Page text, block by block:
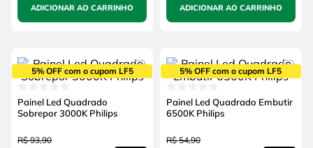
ADICIONAR AO CARRINHO ADICIONAR AO CARRINHO
5% OFF com o cupom LF5
Painel Led Quadrado
Sobrepor 3000K Philips
R$ 93,90
5% OFF com o cupom LF5
Painel Led Quadrado Embutir
6500K Philips
R$ 54,90